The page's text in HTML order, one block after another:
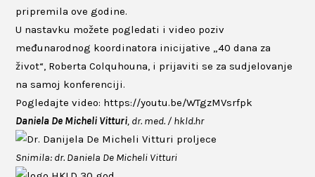
pripremila ove godine.
U nastavku možete pogledati i video poziv
međunarodnog koordinatora inicijative „40 dana za
život“, Roberta Colquhouna, i prijaviti se za sudjelovanje
na samoj konferenciji.
Pogledajte video: https://youtu.be/WTgzMVsrfpk
Daniela De Micheli Vitturi, dr. med. / hkld.hr
Snimila: dr. Daniela De Micheli Vitturi